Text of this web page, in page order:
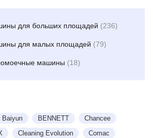
для больших площадей (236)
для малых площадей (79)
машины (18)
Baiyun BENNETT
Chancee
Cleaning Evolution
Comac